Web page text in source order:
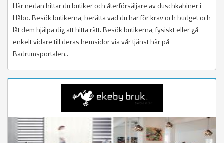
Här nedan hittar du butiker och återförsäljare av duschkabiner i
Håbo. Besök butikerna, berätta vad du har för krav och budget och
låt dem hjälpa dig att hitta rätt. Besök butikerna, fysiskt eller gå
enkelt vidare till deras hemsidor via vår tjänst här på
Badrumsportalen..